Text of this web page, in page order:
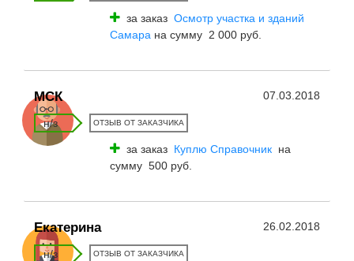
за заказ Осмотр участка и зданий
Самара на сумму 2 000 руб.
МСК 07.03.2018
н/з ОТЗЫВ ОТ ЗАКАЗЧИКА
за заказ Куплю Справочник на
сумму 500 руб.
Екатерина 26.02.2018
н/з ОТЗЫВ ОТ ЗАКАЗЧИКА